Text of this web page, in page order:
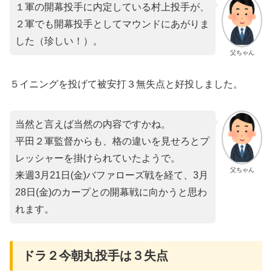
父ちゃん
１軍の開幕投手に内定している村上投手が、
２軍でも開幕投手としてマウンドにあがりま
した（珍しい！）。
５イニングを投げて被安打３無失点と好投しました。
父ちゃん
当然と言えば当然の内容ですかね。
平田２軍監督からも、格の違いを見せろとプ
レッシャーを掛けられていたようで。
来週3月21日(金)バファローズ戦を経て、3月
28日(金)のカープとの開幕戦に向かうと思わ
れます。
ドラ２今朝丸投手は３失点